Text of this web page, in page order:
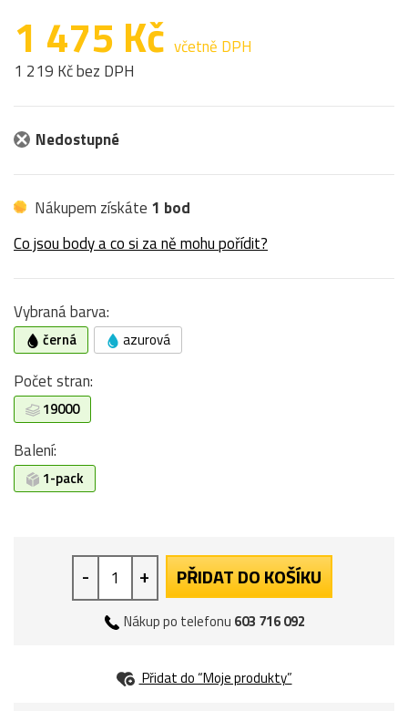
1 475 Kč včetně DPH
1 219 Kč bez DPH
Nedostupné
Nákupem získáte 1 bod
Co jsou body a co si za ně mohu pořídit?
Vybraná barva:
černá azurová
Počet stran:
19000
Balení:
1-pack
- + PŘIDAT DO KOŠÍKU
Nákup po telefonu 603 716 092
Přidat do “Moje produkty”